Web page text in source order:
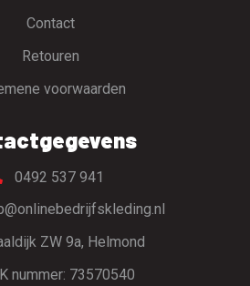
Contact
Retouren
voorwaarden
0492 537 941
ZW 9a, Helmond
nummer: 73570540